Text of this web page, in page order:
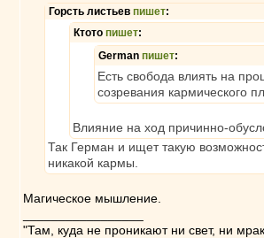
Горсть листьев пишет:
Ктото пишет:
German пишет:
Есть свобода влиять на
созревания кармического
Влияние на ход причинно-
Так Герман и ищет такую
никакой кармы.
Магическое мышление.
"Там, куда не проникают ни свет, ни